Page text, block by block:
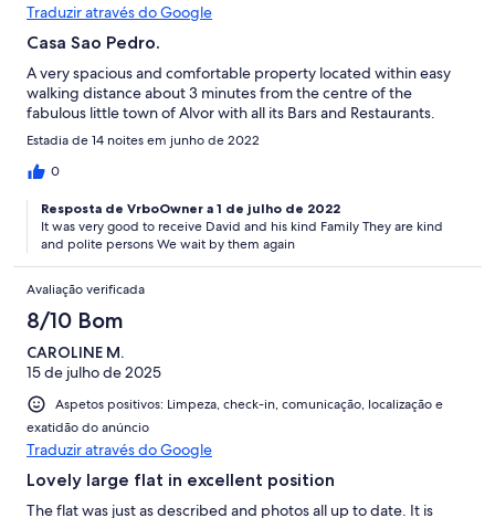
Traduzir através do Google
Casa Sao Pedro.
A very spacious and comfortable property located within easy
walking distance about 3 minutes from the centre of the
fabulous little town of Alvor with all its Bars and Restaurants.
Estadia de 14 noites em junho de 2022
0
Resposta de VrboOwner a 1 de julho de 2022
It was very good to receive David and his kind Family They are kind
and polite persons We wait by them again
Avaliação verificada
8/10 Bom
CAROLINE M.
15 de julho de 2025
Aspetos positivos: Limpeza, check-in, comunicação, localização e
exatidão do anúncio
Traduzir através do Google
Lovely large flat in excellent position
The flat was just as described and photos all up to date. It is